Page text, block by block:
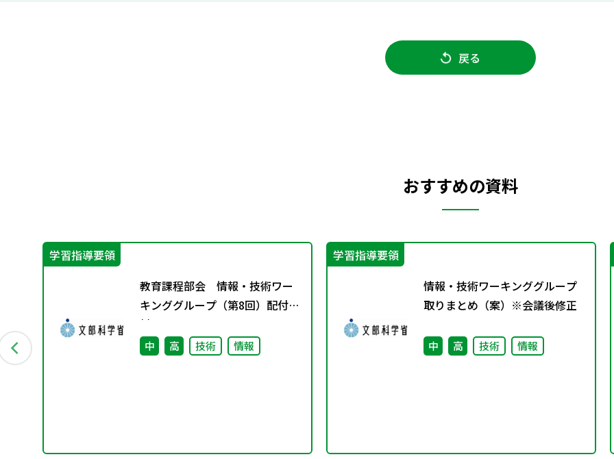
戻る
おすすめの資料
学習指導要領
教育課程部会 情報・技術ワー
キンググループ（第8回）配付資
料
中 高 技術 情報
学習指導要領
情報・技術ワーキンググループ
取りまとめ（案）※会議後修正
中 高 技術 情報